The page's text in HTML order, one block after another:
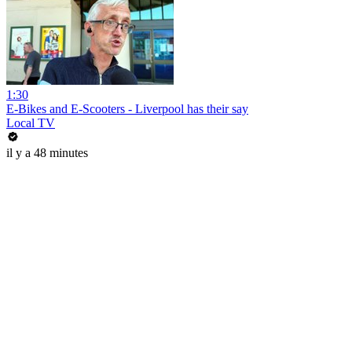
1:30
E-Bikes and E-Scooters - Liverpool has their say
Local TV
il y a 48 minutes